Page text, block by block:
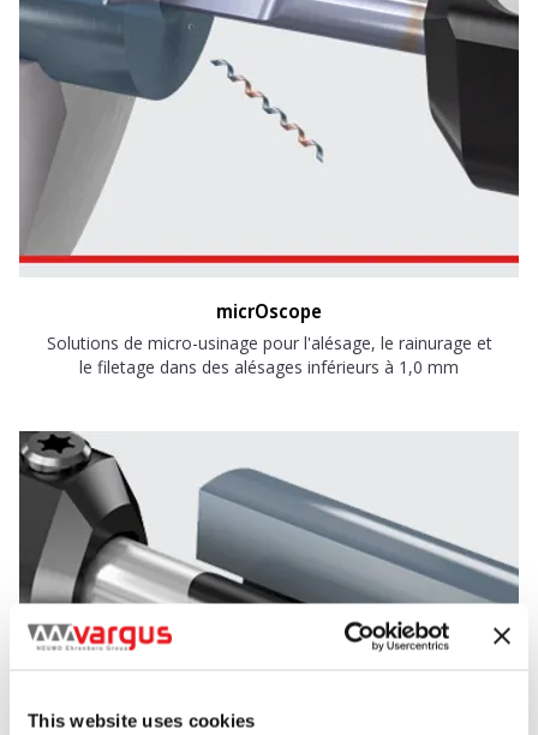
This website uses cookies
micrOscope
Solutions de micro-usinage pour l'alésage, le rainurage et
le filetage dans des alésages inférieurs à 1,0 mm